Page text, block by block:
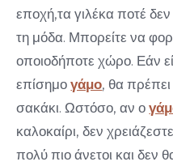
εποχή,τα γιλέκα ποτέ
τη μόδα. Μπορείτε να
οποιοδήποτε χώρο. Εάν
επίσημογάμο, θα
σακάκι. Ωστόσο, αν ο
καλοκαίρι, δεν
πολύ πιο άνετοι και δεν